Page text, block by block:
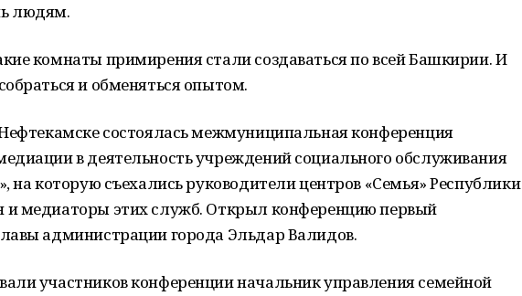
людям.
комнаты примирения стали создаваться по всей Башкирии. И
и обменяться опытом.
состоялась межмуниципальная конференция
в деятельность учреждений социального обслуживания
на которую съехались руководители центров «Семья» Республики
и медиаторы этих служб. Открыл конференцию первый
администрации города Эльдар Валидов.
участников конференции начальник управления семейной